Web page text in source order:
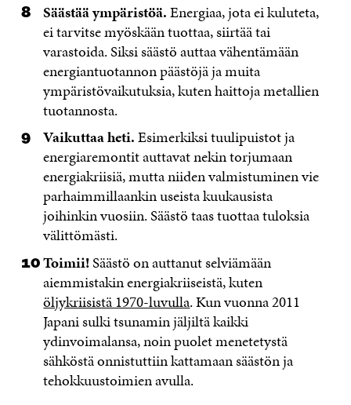
Säästää ympäristöä.Energiaa, jota ei kuluteta,
ei tarvitse myöskään tuottaa, siirtää tai
varastoida. Siksi säästö auttaa vähentämään
energiantuotannon päästöjä ja muita
ympäristövaikutuksia, kuten haittoja metallien
tuotannosta.
Vaikuttaa heti.Esimerkiksi tuulipuistot ja
energiaremontit auttavat nekin torjumaan
energiakriisiä, mutta niiden valmistuminen vie
parhaimmillaankin useista kuukausista
joihinkin vuosiin. Säästö taas tuottaa tuloksia
välittömästi.
Toimii!Säästö on auttanut selviämään
aiemmistakin energiakriiseistä, kuten
öljykriisistä 1970-luvulla. Kun vuonna 2011
Japani sulki tsunamin jäljiltä kaikki
ydinvoimalansa, noin puolet menetetystä
sähköstä onnistuttiin kattamaan säästön ja
tehokkuustoimien avulla.